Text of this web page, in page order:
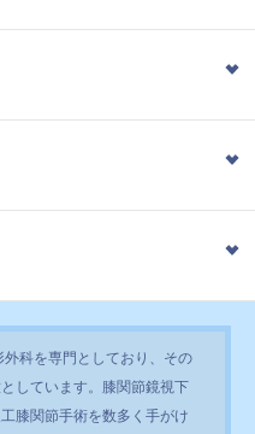
科を専門としており、その
しています。膝関節鏡視下
膝関節手術を数多く手がけ